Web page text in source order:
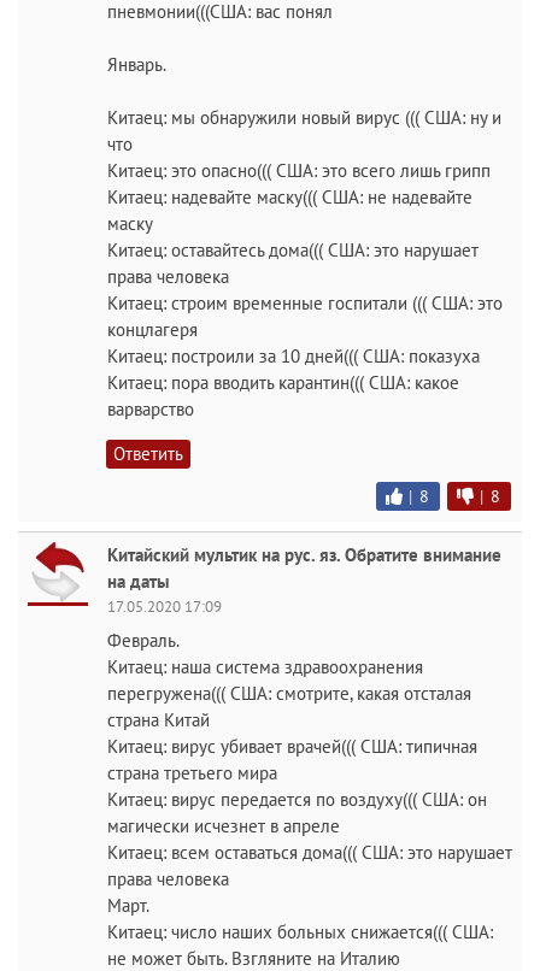
пневмонии(((США: вас понял
Январь.
Китаец: мы обнаружили новый вирус ((( США: ну и
что
Китаец: это опасно((( США: это всего лишь грипп
Китаец: надевайте маску((( США: не надевайте
маску
Китаец: оставайтесь дома((( США: это нарушает
права человека
Китаец: строим временные госпитали ((( США: это
концлагеря
Китаец: построили за 10 дней((( США: показуха
Китаец: пора вводить карантин((( США: какое
варварство
Ответить
| 8 | 8
Китайский мультик на рус. яз. Обратите внимание
на даты
17.05.2020 17:09
Февраль.
Китаец: наша система здравоохранения
перегружена((( США: смотрите, какая отсталая
страна Китай
Китаец: вирус убивает врачей((( США: типичная
страна третьего мира
Китаец: вирус передается по воздуху((( США: он
магически исчезнет в апреле
Китаец: всем оставаться дома((( США: это нарушает
права человека
Март.
Китаец: число наших больных снижается((( США:
не может быть. Взгляните на Италию